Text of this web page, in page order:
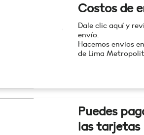
Costos de
Dale clic aquí y
envío.
Hacemos envíos
de Lima
Puedes
las tarjetas